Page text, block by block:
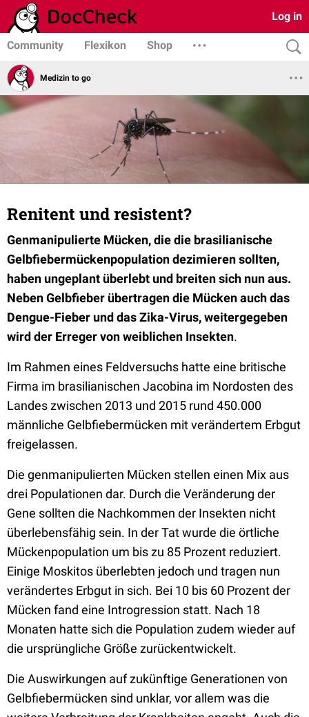
Log in
Community Flexikon Shop
Medizin to go
Renitent und resistent?
Genmanipulierte Mücken, die die brasilianische
Gelbfiebermückenpopulation dezimieren sollten,
haben ungeplant überlebt und breiten sich nun aus.
Neben Gelbfieber übertragen die Mücken auch das
Dengue-Fieber und das Zika-Virus, weitergegeben
wird der Erreger von weiblichen Insekten.
Im Rahmen eines Feldversuchs hatte eine britische
Firma im brasilianischen Jacobina im Nordosten des
Landes zwischen 2013 und 2015 rund 450.000
männliche Gelbfiebermücken mit verändertem Erbgut
freigelassen.
Die genmanipulierten Mücken stellen einen Mix aus
drei Populationen dar. Durch die Veränderung der
Gene sollten die Nachkommen der Insekten nicht
überlebensfähig sein. In der Tat wurde die örtliche
Mückenpopulation um bis zu 85 Prozent reduziert.
Einige Moskitos überlebten jedoch und tragen nun
verändertes Erbgut in sich. Bei 10 bis 60 Prozent der
Mücken fand eine Introgression statt. Nach 18
Monaten hatte sich die Population zudem wieder auf
die ursprüngliche Größe zurückentwickelt.
Die Auswirkungen auf zukünftige Generationen von
Gelbfiebermücken sind unklar, vor allem was die